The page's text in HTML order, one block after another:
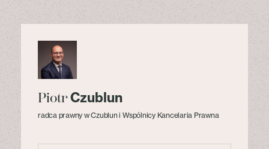
PiotrCzublun
radca prawny w Czublun i Wspólnicy Kancelaria Prawna